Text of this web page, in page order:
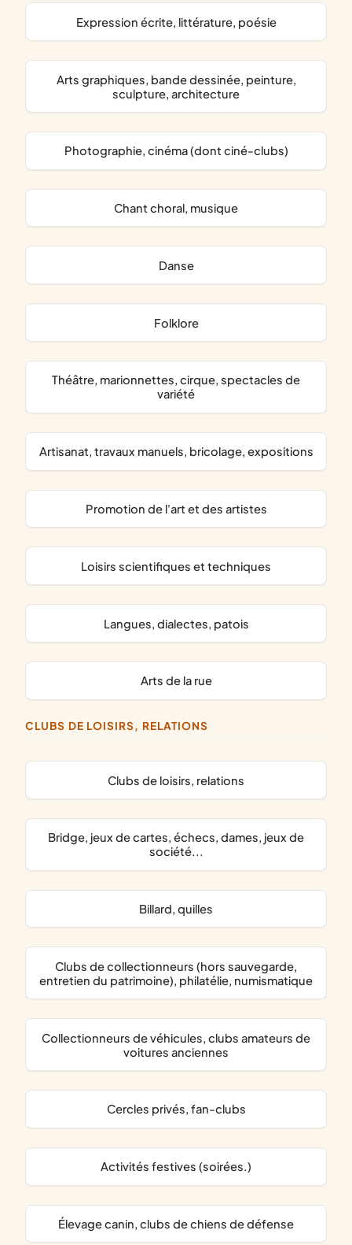
expression écrite, littérature, poésie
arts graphiques, bande dessinée, peinture,
sculpture, architecture
photographie, cinéma (dont ciné-clubs)
chant choral, musique
danse
folklore
théâtre, marionnettes, cirque, spectacles de
variété
artisanat, travaux manuels, bricolage, expositions
promotion de l'art et des artistes
loisirs scientifiques et techniques
langues, dialectes, patois
arts de la rue
CLUBS DE LOISIRS, RELATIONS
clubs de loisirs, relations
bridge, jeux de cartes, échecs, dames, jeux de
société...
billard, quilles
clubs de collectionneurs (hors sauvegarde,
entretien du patrimoine), philatélie, numismatique
collectionneurs de véhicules, clubs amateurs de
voitures anciennes
cercles privés, fan-clubs
activités festives (soirées.)
élevage canin, clubs de chiens de défense